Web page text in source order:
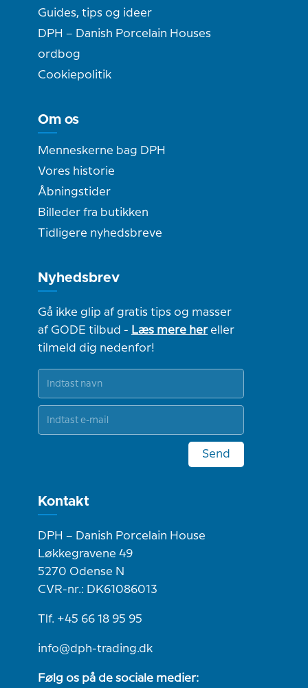
Guides, tips og ideer
DPH – Danish Porcelain Houses
ordbog
Cookiepolitik
Om os
Menneskerne bag DPH
Vores historie
Åbningstider
Billeder fra butikken
Tidligere nyhedsbreve
Nyhedsbrev
Gå ikke glip af gratis tips og masser
af GODE tilbud - Læs mere hereller
tilmeld dig nedenfor!
Send
Kontakt
DPH – Danish Porcelain House
Løkkegravene 49
5270 Odense N
CVR-nr.: DK61086013
Tlf. +45 66 18 95 95
info@dph-trading.dk
Følg os på de sociale medier: